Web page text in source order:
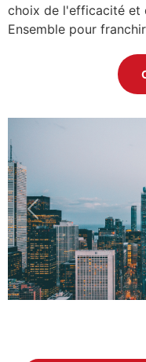
choix de l'efficacité et
Ensemble pour
Previous